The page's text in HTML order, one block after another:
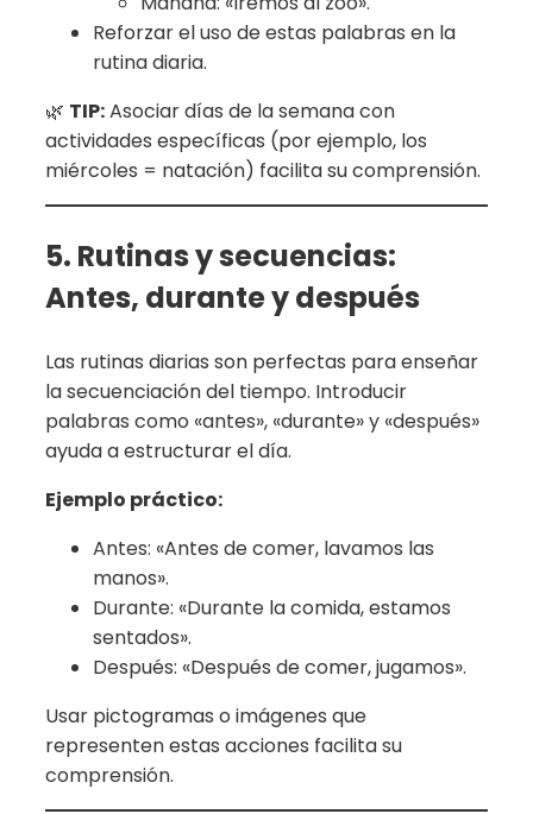
Reforzar el uso de estas palabras en la
rutina diaria.
🌿 TIP:Asociar días de la semana con
actividades específicas (por ejemplo, los
miércoles = natación) facilita su comprensión.
5. Rutinas y secuencias:
Antes, durante y después
Las rutinas diarias son perfectas para enseñar
la secuenciación del tiempo. Introducir
palabras como «antes», «durante» y «después»
ayuda a estructurar el día.
Ejemplo práctico:
Antes: «Antes de comer, lavamos las
manos».
Durante: «Durante la comida, estamos
sentados».
Después: «Después de comer, jugamos».
Usar pictogramas o imágenes que
representen estas acciones facilita su
comprensión.